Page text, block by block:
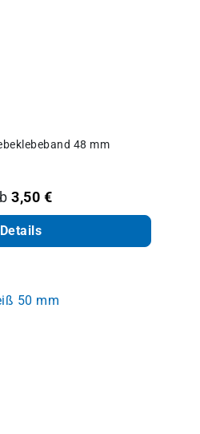
48 mm
Preis:
3,50 €
Details